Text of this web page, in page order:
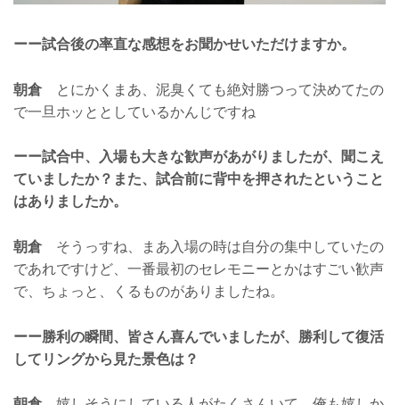
ーー試合後の率直な感想をお聞かせいただけますか。
朝倉とにかくまあ、泥臭くても絶対勝つって決めてたの
で一旦ホッととしているかんじですね
ーー試合中、入場も大きな歓声があがりましたが、聞こえ
ていましたか？また、試合前に背中を押されたということ
はありましたか。
朝倉そうっすね、まあ入場の時は自分の集中していたの
であれですけど、一番最初のセレモニーとかはすごい歓声
で、ちょっと、くるものがありましたね。
ーー勝利の瞬間、皆さん喜んでいましたが、勝利して復活
してリングから見た景色は？